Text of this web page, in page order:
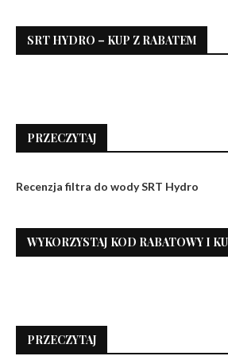
SRT HYDRO – KUP Z RABATEM
PRZECZYTAJ
Recenzja filtra do wody SRT Hydro
WYKORZYSTAJ KOD RABATOWY I
PRZECZYTAJ